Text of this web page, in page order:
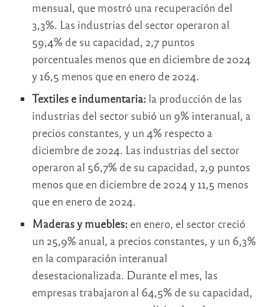
mensual, que mostró una recuperación del
3,3%. Las industrias del sector operaron al
59,4% de su capacidad, 2,7 puntos
porcentuales menos que en diciembre de 2024
y 16,5 menos que en enero de 2024.
Textiles e indumentaria: la producción de las
industrias del sector subió un 9% interanual, a
precios constantes, y un 4% respecto a
diciembre de 2024. Las industrias del sector
operaron al 56,7% de su capacidad, 2,9 puntos
menos que en diciembre de 2024 y 11,5 menos
que en enero de 2024.
Maderas y muebles: en enero, el sector creció
un 25,9% anual, a precios constantes, y un 6,3%
en la comparación interanual
desestacionalizada. Durante el mes, las
empresas trabajaron al 64,5% de su capacidad,